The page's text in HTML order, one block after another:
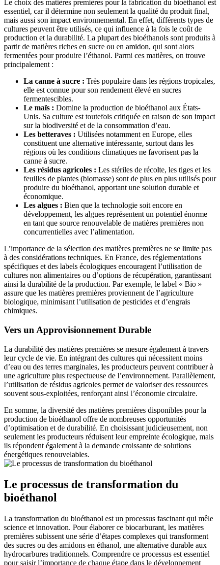
Le choix des matières premières pour la fabrication du bioéthanol est
essentiel, car il détermine non seulement la qualité du produit final,
mais aussi son impact environnemental. En effet, différents types de
cultures peuvent être utilisés, ce qui influence à la fois le coût de
production et la durabilité. La plupart des bioéthanols sont produits à
partir de matières riches en sucre ou en amidon, qui sont alors
fermentées pour produire l’éthanol. Parmi ces matières, on trouve
principalement :
La canne à sucre : Très populaire dans les régions tropicales,
elle est connue pour son rendement élevé en sucres
fermentescibles.
Le maïs : Domine la production de bioéthanol aux États-
Unis. Sa culture est toutefois critiquée en raison de son impact
sur la biodiversité et de la consommation d’eau.
Les betteraves : Utilisées notamment en Europe, elles
constituent une alternative intéressante, surtout dans les
régions où les conditions climatiques ne favorisent pas la
canne à sucre.
Les résidus agricoles : Les stériles de récolte, les tiges et les
feuilles de plantes (biomasse) sont de plus en plus utilisés pour
produire du bioéthanol, apportant une solution durable et
économique.
Les algues : Bien que la technologie soit encore en
développement, les algues représentent un potentiel énorme
en tant que source renouvelable de matières premières non
concurrentielles avec l’alimentation.
L’importance de la sélection des matières premières ne se limite pas
à des considérations techniques. En France, des réglementations
spécifiques et des labels écologiques encouragent l’utilisation de
cultures non alimentaires ou d’options de récupération, garantissant
ainsi la durabilité de la production. Par exemple, le label « Bio »
assure que les matières premières proviennent de l’agriculture
biologique, minimisant l’utilisation de pesticides et d’engrais
chimiques.
Vers un Approvisionnement Durable
La durabilité des matières premières se mesure également à travers
leur cycle de vie. En intégrant des cultures qui nécessitent moins
d’eau ou des terres marginales, les producteurs peuvent contribuer à
une agriculture plus respectueuse de l’environnement. Parallèlement,
l’utilisation de résidus agricoles permet de valoriser des ressources
souvent sous-exploitées, renforçant ainsi l’économie circulaire.
En somme, la diversité des matières premières disponibles pour la
production de bioéthanol offre de nombreuses opportunités
d’optimisation et de durabilité. En choisissant judicieusement, non
seulement les producteurs réduisent leur empreinte écologique, mais
ils répondent également à la demande croissante de solutions
énergétiques renouvelables.
Le processus de transformation du
bioéthanol
La transformation du bioéthanol est un processus fascinant qui mêle
science et innovation. Pour élaborer ce biocarburant, les matières
premières subissent une série d’étapes complexes qui transforment
des sucres ou des amidons en éthanol, une alternative durable aux
hydrocarbures traditionnels. Comprendre ce processus est essentiel
pour saisir l’importance de chaque étape dans le développement